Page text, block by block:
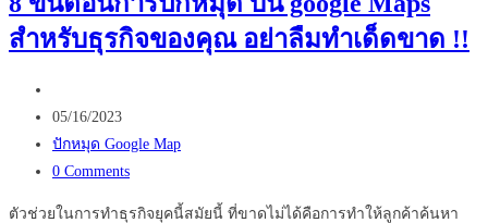
ที่
จำเป็น
3D
Virtual
Tour
สำหรับธุรกิจของคุณ อย่าลืมทำเด็ดขาด !!
author:
Post
published:
05/16/2023
Post
category:
ปักหมุด Google Map
Post
0 Comments
ตัวช่วยในการทำธุรกิจยุคนี้สมัยนี้ ที่ขาดไม่ได้คือการทำให้ลูกค้าค้นหา